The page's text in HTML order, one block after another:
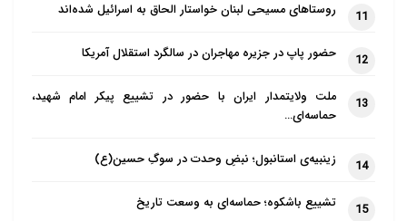
11 روستاهای مسیحی لبنان خواستار الحاق به اسرائیل شده‌اند
12 حضور پاپ در جزیره مهاجران در سالگرد استقلال آمریکا
13
ملت ولایتمدار ایران با حضور در تشییع پیکر امام شهید،
حماسه‌ای…
14 زینبیه‌ی استانبول؛ نبضِ وحدت در سوگِ حسین(ع)
15 تشییع باشکوه؛ حماسه‌ای به وسعت تاریخ